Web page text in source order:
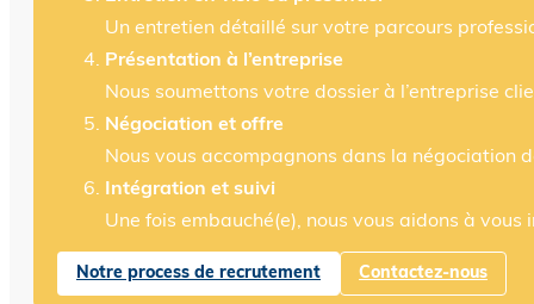
Un entretien détaillé sur votre parcours
Présentation à l’entreprise
Nous soumettons votre dossier à l’entreprise
Négociation et offre
Nous vous accompagnons dans la négociation
Intégration et suivi
Une fois embauché(e), nous vous aidons à
Notre process de recrutement Contactez-nous